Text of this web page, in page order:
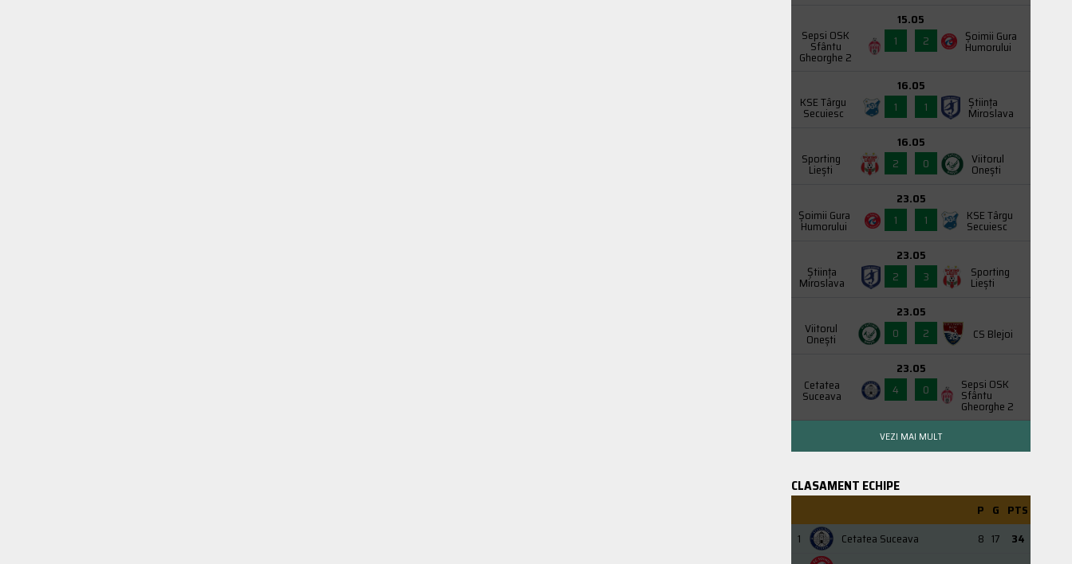
Sepsi OSK
Sfântu
Gheorghe 2
15.05
1
2 Şoimii Gura
Humorului
KSE Târgu
Secuiesc
16.05
1
1 Știința
Miroslava
Sporting
Liești
16.05
2
0 Viitorul
Onești
Şoimii Gura
Humorului
23.05
1
1 KSE Târgu
Secuiesc
Știința
Miroslava
23.05
2
3 Sporting
Liești
Viitorul
Onești
23.05
0
2 CS Blejoi
Cetatea
Suceava
23.05
4
0 Sepsi OSK
Sfântu
Gheorghe 2
VEZI MAI MULT
CLASAMENT ECHIPE
P G PTS
1
Cetatea Suceava 8 17
34